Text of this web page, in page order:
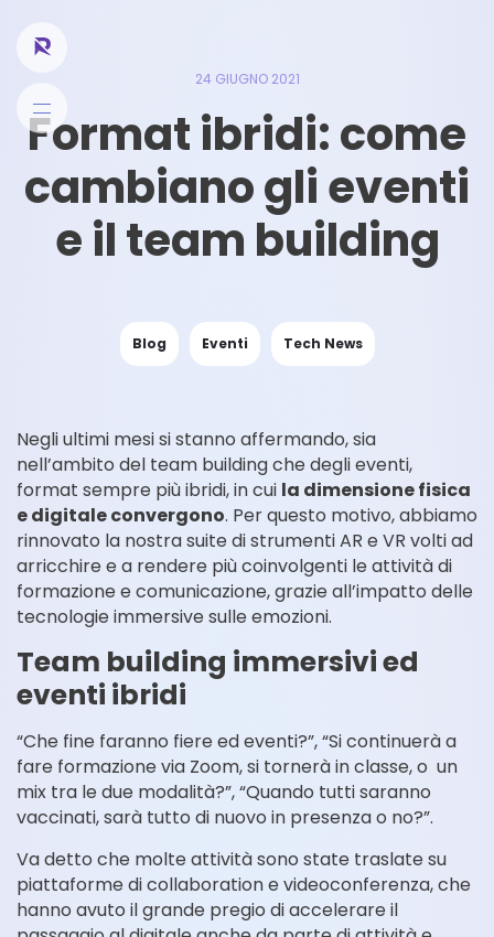
24 GIUGNO 2021
Format ibridi: come
cambiano gli eventi
e il team building
Blog Eventi Tech News
Negli ultimi mesi si stanno affermando, sia
nell’ambito del team building che degli eventi,
format sempre più ibridi, in cui la dimensione fisica
e digitale convergono. Per questo motivo, abbiamo
rinnovato la nostra suite di strumenti AR e VR volti ad
arricchire e a rendere più coinvolgenti le attività di
formazione e comunicazione, grazie all’impatto delle
tecnologie immersive sulle emozioni.
Team building immersivi ed
eventi ibridi
“Che fine faranno fiere ed eventi?”, “Si continuerà a
fare formazione via Zoom, si tornerà in classe, o un
mix tra le due modalità?”, “Quando tutti saranno
vaccinati, sarà tutto di nuovo in presenza o no?”.
Va detto che molte attività sono state traslate su
piattaforme di collaboration e videoconferenza, che
hanno avuto il grande pregio di accelerare il